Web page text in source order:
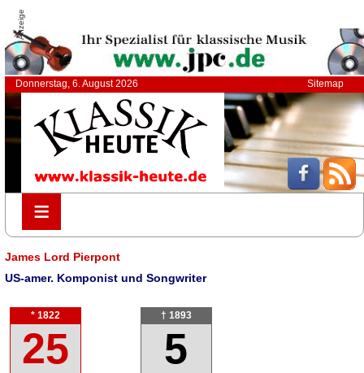
Anzeige
Donnerstag, 6. August 2026 Sitemap
≡
≡
James Lord Pierpont
US-amer. Komponist und Songwriter
* 1822
25
† 1893
5